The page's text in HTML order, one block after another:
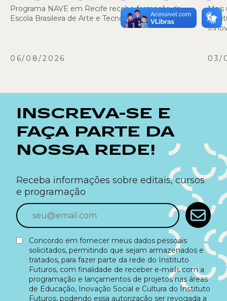
Programa NAVE em Recife recebe formação da
Escola Brasileira de Arte e Tecnologia
06/08/2026
Mais
03/
INSCREVA-SE E
FAÇA PARTE DA
NOSSA REDE!
Receba informações sobre editais, cursos
e programação
Concordo em fornecer meus dados pessoais
solicitados, permitindo que sejam armazenados e
tratados, para fazer parte da rede do Instituto
Futuros, com finalidade de receber e-mails com a
programação e lançamentos de projetos nas áreas
de Educação, Inovação Social e Cultura do Instituto
Futuros, podendo essa autorização ser revogada a